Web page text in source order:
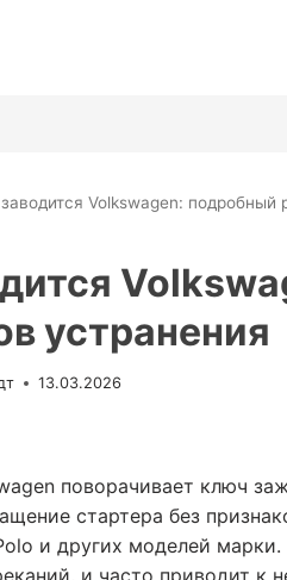
Volkswagen: подробный
устранения
13.03.2026
поворачивает ключ
стартера без
и других моделей
и часто приводит